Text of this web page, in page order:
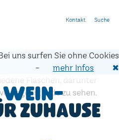
uns surfen Sie ohne Cookies
-
mehr Infos ✖
Wein-
zuhause